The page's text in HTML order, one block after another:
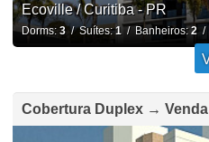
Ecoville / Curitiba - PR
Dorms: 3/ Suítes:1 / Banheiros:2/
Cobertura Duplex → Venda